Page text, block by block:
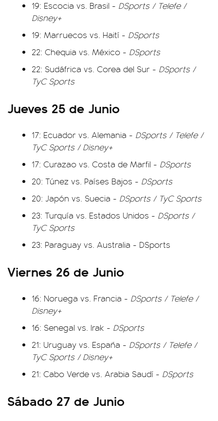
19: Escocia vs. Brasil - DSports / Telefe /
Disney+
19: Marruecos vs. Haití - DSports
22: Chequia vs. México - DSports
22: Sudáfrica vs. Corea del Sur - DSports /
TyC Sports
Jueves 25 de Junio
17: Ecuador vs. Alemania - DSports / Telefe /
TyC Sports / Disney+
17: Curazao vs. Costa de Marfil - DSports
20: Túnez vs. Países Bajos - DSports
20: Japón vs. Suecia - DSports / TyC Sports
23: Turquía vs. Estados Unidos - DSports /
TyC Sports
23: Paraguay vs. Australia - DSports
Viernes 26 de Junio
16: Noruega vs. Francia - DSports / Telefe /
Disney+
16: Senegal vs. Irak - DSports
21: Uruguay vs. España - DSports / Telefe /
TyC Sports / Disney+
21: Cabo Verde vs. Arabia Saudí - DSports
Sábado 27 de Junio